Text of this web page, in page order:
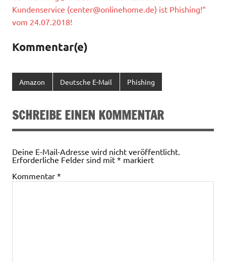
Kundenservice (center@onlinehome.de) ist Phishing!“
vom 24.07.2018!
Kommentar(e)
Amazon Deutsche E-Mail Phishing
SCHREIBE EINEN KOMMENTAR
Deine E-Mail-Adresse wird nicht veröffentlicht.
Erforderliche Felder sind mit * markiert
Kommentar *